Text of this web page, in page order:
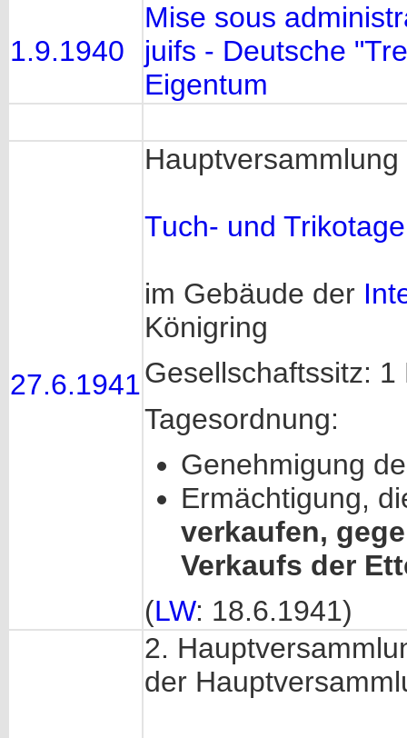
1.9.1940
Mise sous
juifs - Deutsche
Eigentum
27.6.1941
Hauptversammlung
Tuch- und
im Gebäude der
Königring
Gesellschaftssitz:
Tagesordnung:
Genehmigung
Ermächtigung,
verkaufen,
Verkaufs der
(LW: 18.6.1941)
2.
der